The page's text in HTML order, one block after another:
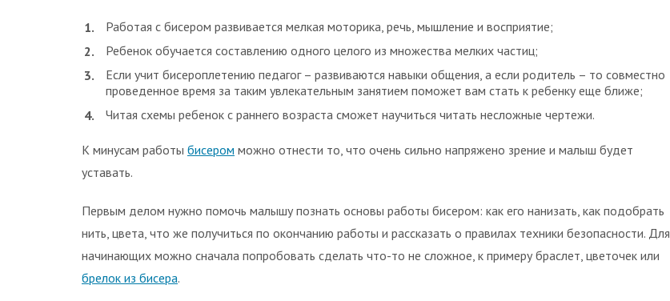
Работая с бисером развивается мелкая моторика, речь, мышление и восприятие;
Ребенок обучается составлению одного целого из множества мелких частиц;
Если учит бисероплетению педагог – развиваются навыки общения, а если родитель – то совместно
проведенное время за таким увлекательным занятием поможет вам стать к ребенку еще ближе;
Читая схемы ребенок с раннего возраста сможет научиться читать несложные чертежи.
К минусам работы бисером можно отнести то, что очень сильно напряжено зрение и малыш будет
уставать.
Первым делом нужно помочь малышу познать основы работы бисером: как его нанизать, как подобрать
нить, цвета, что же получиться по окончанию работы и рассказать о правилах техники безопасности. Для
начинающих можно сначала попробовать сделать что-то не сложное, к примеру браслет, цветочек или
брелок из бисера.